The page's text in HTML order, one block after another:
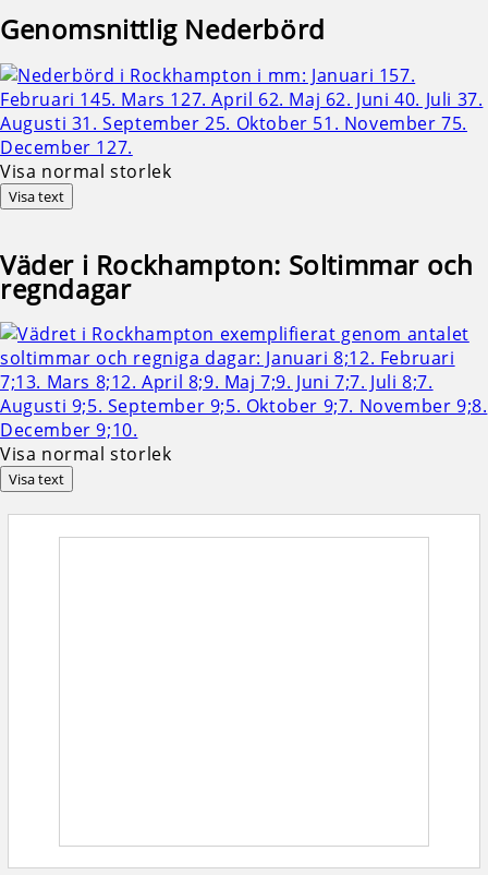
Genomsnittlig Nederbörd
Visa normal storlek
Visa text
Väder i Rockhampton: Soltimmar och
regndagar
Visa normal storlek
Visa text